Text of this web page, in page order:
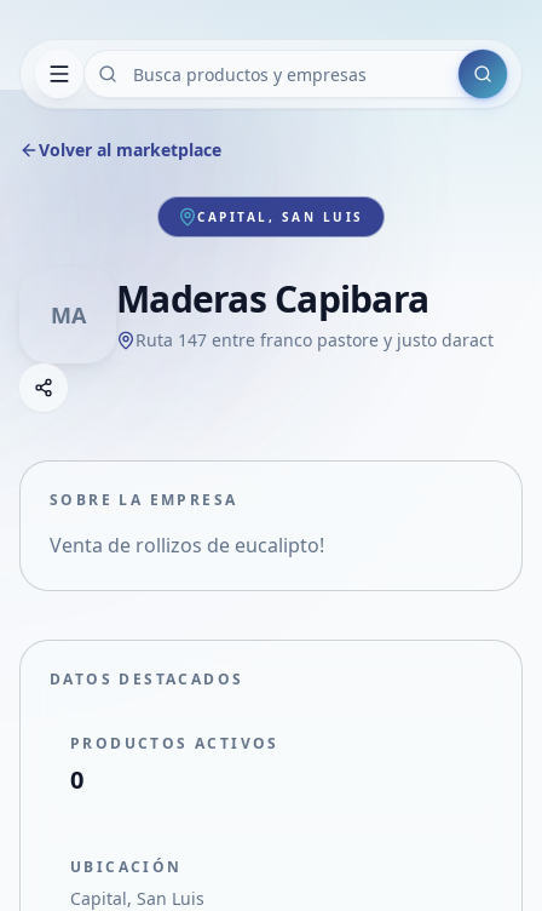
Buscar
Volver al marketplace
CAPITAL, SAN LUIS
MA Maderas Capibara
Ruta 147 entre franco pastore y justo daract
Compartir empresa
Compartir en X
SOBRE LA EMPRESA
Venta de rollizos de eucalipto!
DATOS DESTACADOS
PRODUCTOS ACTIVOS
0
UBICACIÓN
Capital, San Luis